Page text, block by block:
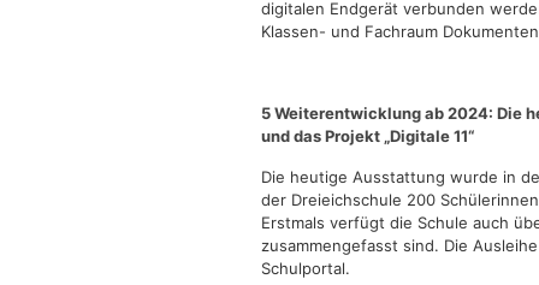
digitalen Endgerät verbunden
Klassen- und Fachraum
5 Weiterentwicklung ab 2024: Die
und das Projekt „Digitale 11“
Die heutige Ausstattung wurde in
der Dreieichschule 200
Erstmals verfügt die Schule auch
zusammengefasst sind. Die
Schulportal.